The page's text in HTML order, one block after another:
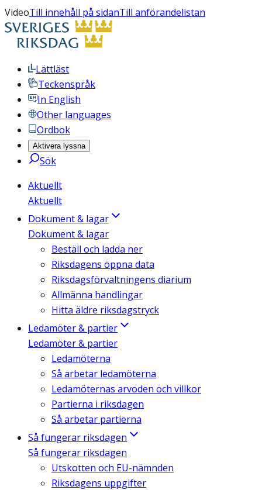
VideoTill innehåll på sidanTill anförandelistan
Lättläst
Teckenspråk
In English
Other languages
Ordbok
Aktivera lyssna
Sök
Aktuellt
Aktuellt
Dokument & lagar
Dokument & lagar
Beställ och ladda ner
Riksdagens öppna data
Riksdagsförvaltningens diarium
Allmänna handlingar
Hitta äldre riksdagstryck
Ledamöter & partier
Ledamöter & partier
Ledamöterna
Så arbetar ledamöterna
Ledamöternas arvoden och villkor
Partierna i riksdagen
Så arbetar partierna
Så fungerar riksdagen
Så fungerar riksdagen
Utskotten och EU-nämnden
Riksdagens uppgifter